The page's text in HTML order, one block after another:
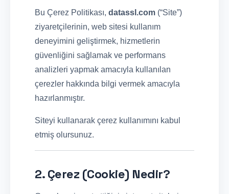
Bu Çerez Politikası, datassl.com (“Site”)
ziyaretçilerinin, web sitesi kullanım
deneyimini geliştirmek, hizmetlerin
güvenliğini sağlamak ve performans
analizleri yapmak amacıyla kullanılan
çerezler hakkında bilgi vermek amacıyla
hazırlanmıştır.
Siteyi kullanarak çerez kullanımını kabul
etmiş olursunuz.
2. Çerez (Cookie) Nedir?